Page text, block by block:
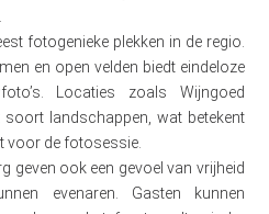
fotogenieke plekken in de regio.
en open velden biedt eindeloze
Locaties zoals Wijngoed
landschappen, wat betekent
voor de fotosessie.
geven ook een gevoel van vrijheid
evenaren. Gasten kunnen